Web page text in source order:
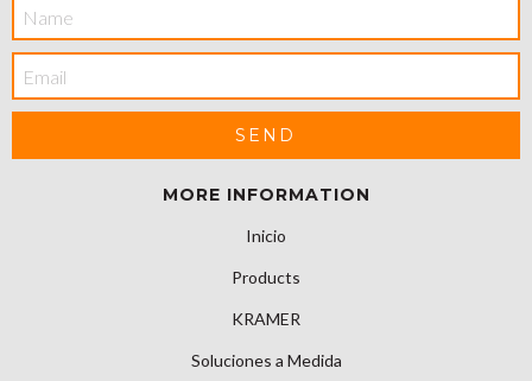
MORE INFORMATION
Inicio
Products
KRAMER
Soluciones a Medida